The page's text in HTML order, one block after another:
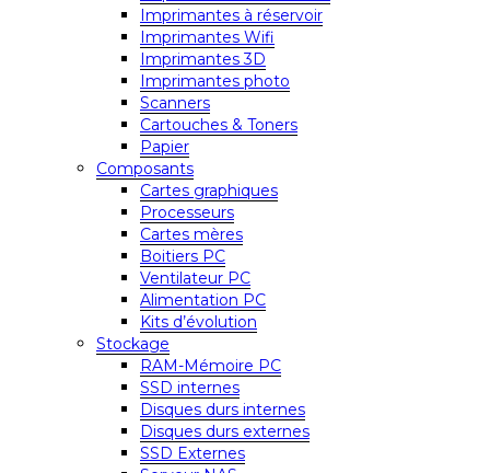
Imprimantes à réservoir
Imprimantes Wifi
Imprimantes 3D
Imprimantes photo
Scanners
Cartouches & Toners
Papier
Composants
Cartes graphiques
Processeurs
Cartes mères
Boitiers PC
Ventilateur PC
Alimentation PC
Kits d’évolution
Stockage
RAM-Mémoire PC
SSD internes
Disques durs internes
Disques durs externes
SSD Externes